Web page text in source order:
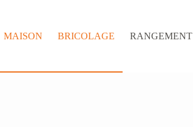
MAISON BRICOLAGE RANGEMENT